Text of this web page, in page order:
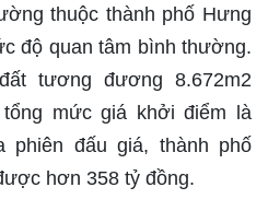
thuộc thành phố Hưng
độ quan tâm bình thường.
tương đương 8.672m2
mức giá khởi điểm là
phiên đấu giá, thành phố
hơn 358 tỷ đồng.